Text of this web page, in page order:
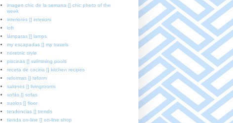
imagen chic de la semana [] chic photo of the
week
interiores [] interiors
loft
lámparas [] lamps
my escapadas [] my travels
noretnic style
piscinas [] swimming pools
receta de cocina [] kitchen recipes
reformas [] reform
salones [] livingrooms
sofás [] sofas
suelos [] floor
tendencias [] trends
tienda on-line [] on-line shop